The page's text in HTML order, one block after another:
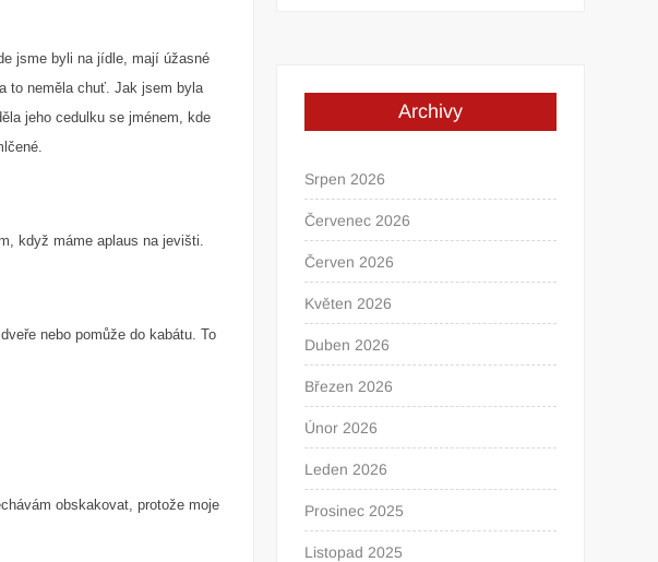
jsme byli na jídle, mají úžasné
to neměla chuť. Jak jsem byla
jeho cedulku se jménem, kde
když máme aplaus na jevišti.
nebo pomůže do kabátu. To
obskakovat, protože moje
Archivy
Srpen 2026
Červenec 2026
Červen 2026
Květen 2026
Duben 2026
Březen 2026
Únor 2026
Leden 2026
Prosinec 2025
Listopad 2025